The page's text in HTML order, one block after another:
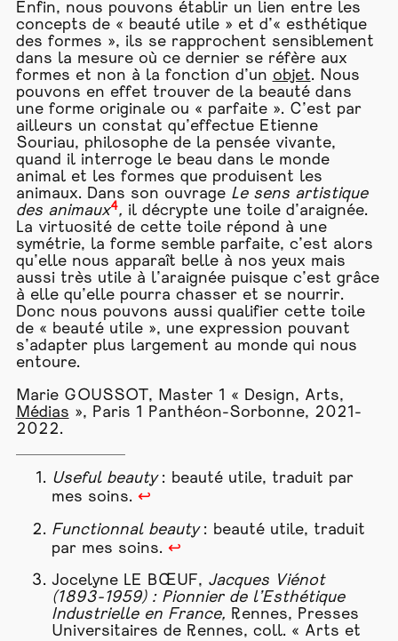
Enfin, nous pouvons établir un lien entre les
concepts de « beauté utile » et d’« esthétique
des formes », ils se rapprochent sensiblement
dans la mesure où ce dernier se réfère aux
formes et non à la fonction d’un objet. Nous
pouvons en effet trouver de la beauté dans
une forme originale ou « parfaite ». C’est par
ailleurs un constat qu’effectue Etienne
Souriau, philosophe de la pensée vivante,
quand il interroge le beau dans le monde
animal et les formes que produisent les
animaux. Dans son ouvrage Le sens artistique
des animaux4, il décrypte une toile d’araignée.
La virtuosité de cette toile répond à une
symétrie, la forme semble parfaite, c’est alors
qu’elle nous apparaît belle à nos yeux mais
aussi très utile à l’araignée puisque c’est grâce
à elle qu’elle pourra chasser et se nourrir.
Donc nous pouvons aussi qualifier cette toile
de « beauté utile », une expression pouvant
s’adapter plus largement au monde qui nous
entoure.
Marie GOUSSOT, Master 1 « Design, Arts,
Médias », Paris 1 Panthéon-Sorbonne, 2021-
2022.
Useful beauty: beauté utile, traduit par
mes soins. ↩
Functionnal beauty: beauté utile, traduit
par mes soins. ↩
Jocelyne LE BŒUF, Jacques Viénot
(1893-1959) : Pionnier de l’Esthétique
Industrielleen France, Rennes, Presses
Universitaires de Rennes, coll. « Arts et